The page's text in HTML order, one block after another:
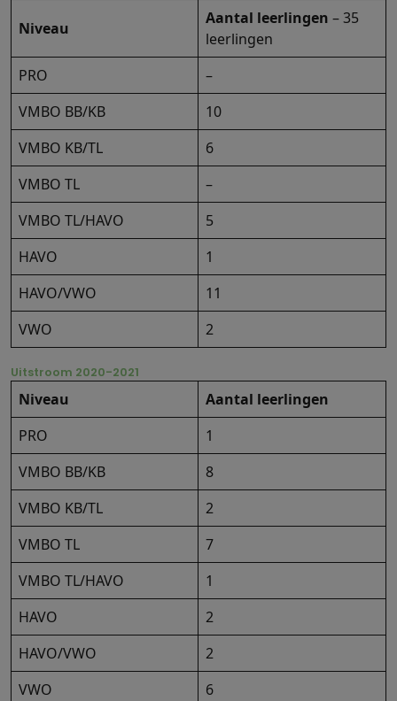
Niveau
Aantal leerlingen – 35
leerlingen
PRO
–
VMBO BB/KB
10
VMBO KB/TL
6
VMBO TL
–
VMBO TL/HAVO
5
HAVO
1
HAVO/VWO
11
VWO
2
Uitstroom 2020-2021
Niveau
Aantal leerlingen
PRO
1
VMBO BB/KB
8
VMBO KB/TL
2
VMBO TL
7
VMBO TL/HAVO
1
HAVO
2
HAVO/VWO
2
VWO
6